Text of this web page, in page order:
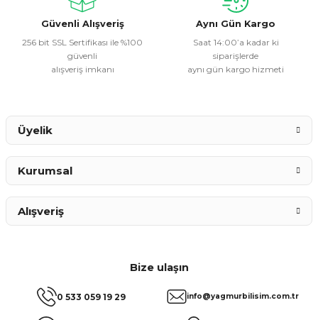
Bu ürüne benzer farklı alternatifler olmalı.
Güvenli Alışveriş
256 bit SSL Sertifikası ile %100
güvenli
alışveriş imkanı
Aynı Gün Kargo
Saat 14:00’a kadar ki
siparişlerde
aynı gün kargo hizmeti
Bize ulaşın
0 533 059 19 29 info@yagmurbilisim.com.tr
Üyelik
Kurumsal
Alışveriş